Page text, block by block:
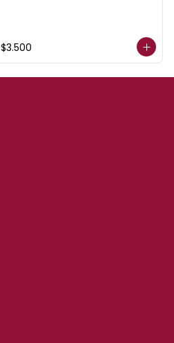
$3.500